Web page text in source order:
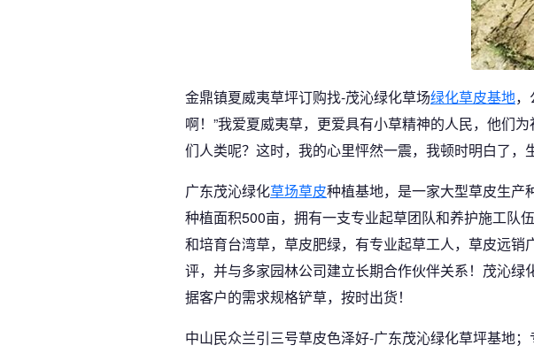
金鼎镇夏威夷草坪订购找-茂沁绿化草场绿化草皮基地
啊！”我爱夏威夷草，更爱具有小草精神的人民，他们
们人类呢？这时，我的心里怦然一震，我顿时明白了
广东茂沁绿化草场草皮种植基地，是一家大型草皮生产
种植面积500亩，拥有一支专业起草团队和养护施工队
和培育台湾草，草皮肥绿，有专业起草工人，草皮远
评，并与多家园林公司建立长期合作伙伴关系！茂沁
据客户的需求规格铲草，按时出货！
中山民众兰引三号草皮色泽好-广东茂沁绿化草坪基地